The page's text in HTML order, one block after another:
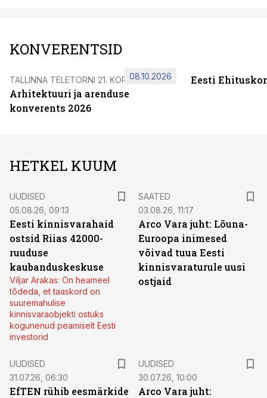
KONVERENTSID
TALLINNA TELETORNI 21. KORRUSEL
Arhitektuuri ja arenduse
konverents 2026
08.10.2026 Eesti
HETKEL KUUM
UUDISED
05.08.26, 09:13
Eesti kinnisvarahaid
ostsid Riias 42000-
ruuduse
kaubanduskeskuse
Viljar Arakas: On heameel
tõdeda, et taaskord on
suuremahulise
kinnisvaraobjekti ostuks
kogunenud peamiselt Eesti
investorid
SAATED
03.08.26, 11:17
Arco Vara juht: Lõuna-
Euroopa inimesed
võivad tuua Eesti
kinnisvaraturule uusi
ostjaid
UUDISED
31.07.26, 06:30
EfTEN rühib eesmärkide
UUDISED
30.07.26, 10:00
Arco Vara juht: